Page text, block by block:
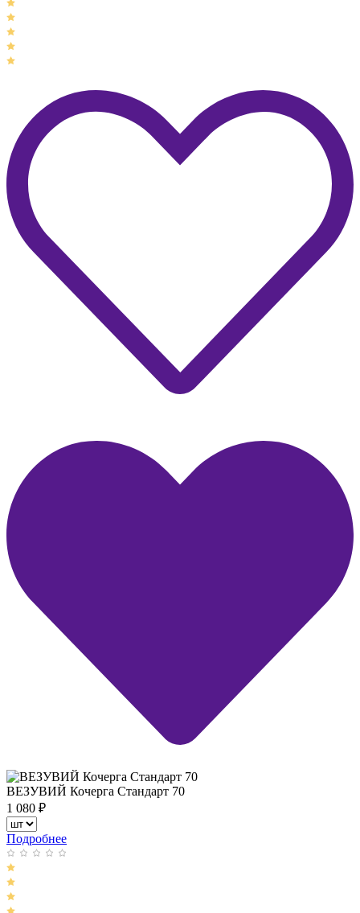
ВЕЗУВИЙ Кочерга Стандарт 70
1 080 ₽
Подробнее